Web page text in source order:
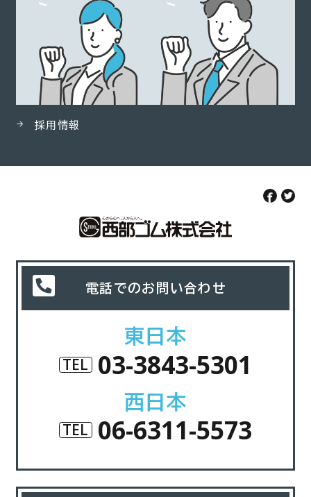
採用情報
電話でのお問い合わせ
東日本
TEL 03-3843-5301
西日本
TEL 06-6311-5573